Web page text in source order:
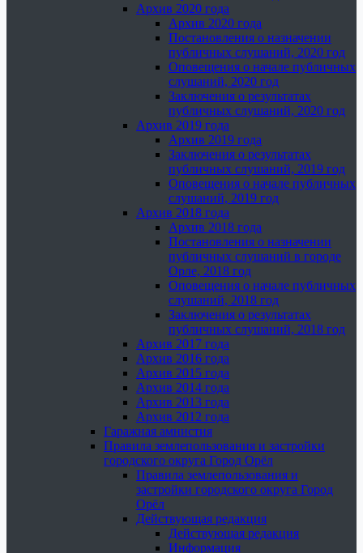
Архив 2020 года
Архив 2020 года
Постановления о назначении
публичных слушаний, 2020 год
Оповещения о начале публичных
слушаний, 2020 год
Заключения о результатах
публичных слушаний, 2020 год
Архив 2019 года
Архив 2019 года
Заключения о результатах
публичных слушаний, 2019 год
Оповещения о начале публичных
слушаний, 2019 год
Архив 2018 года
Архив 2018 года
Постановления о назначении
публичных слушаний в городе
Орле, 2018 год
Оповещения о начале публичных
слушаний, 2018 год
Заключения о результатах
публичных слушаний, 2018 год
Архив 2017 года
Архив 2016 года
Архив 2015 года
Архив 2014 года
Архив 2013 года
Архив 2012 года
Гаражная амнистия
Правила землепользования и застройки
городского округа Город Орёл
Правила землепользования и
застройки городского округа Город
Орёл
Действующая редакция
Действующая редакция
Информация